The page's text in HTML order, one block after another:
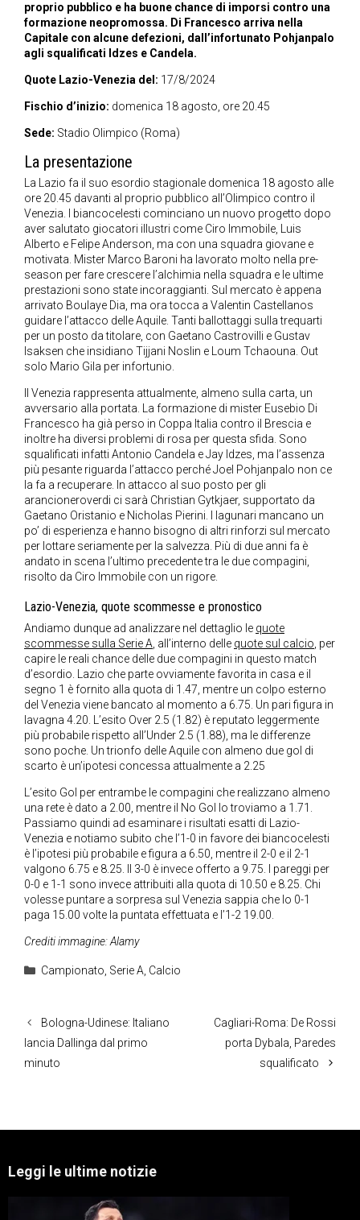
proprio pubblico e ha buone chance di imporsi contro una
formazione neopromossa. Di Francesco arriva nella
Capitale con alcune defezioni, dall’infortunato Pohjanpalo
agli squalificati Idzes e Candela.
Quote Lazio-Venezia del: 17/8/2024
Fischio d’inizio: domenica 18 agosto, ore 20.45
Sede: Stadio Olimpico (Roma)
La presentazione
La Lazio fa il suo esordio stagionale domenica 18 agosto alle
ore 20.45 davanti al proprio pubblico all’Olimpico contro il
Venezia. I biancocelesti cominciano un nuovo progetto dopo
aver salutato giocatori illustri come Ciro Immobile, Luis
Alberto e Felipe Anderson, ma con una squadra giovane e
motivata. Mister Marco Baroni ha lavorato molto nella pre-
season per fare crescere l’alchimia nella squadra e le ultime
prestazioni sono state incoraggianti. Sul mercato è appena
arrivato Boulaye Dia, ma ora tocca a Valentin Castellanos
guidare l’attacco delle Aquile. Tanti ballottaggi sulla trequarti
per un posto da titolare, con Gaetano Castrovilli e Gustav
Isaksen che insidiano Tijjani Noslin e Loum Tchaouna. Out
solo Mario Gila per infortunio.
Il Venezia rappresenta attualmente, almeno sulla carta, un
avversario alla portata. La formazione di mister Eusebio Di
Francesco ha già perso in Coppa Italia contro il Brescia e
inoltre ha diversi problemi di rosa per questa sfida. Sono
squalificati infatti Antonio Candela e Jay Idzes, ma l’assenza
più pesante riguarda l’attacco perché Joel Pohjanpalo non ce
la fa a recuperare. In attacco al suo posto per gli
arancioneroverdi ci sarà Christian Gytkjaer, supportato da
Gaetano Oristanio e Nicholas Pierini. I lagunari mancano un
po’ di esperienza e hanno bisogno di altri rinforzi sul mercato
per lottare seriamente per la salvezza. Più di due anni fa è
andato in scena l’ultimo precedente tra le due compagini,
risolto da Ciro Immobile con un rigore.
Lazio-Venezia, quote scommesse e pronostico
Andiamo dunque ad analizzare nel dettaglio le quote
scommesse sulla Serie A, all’interno delle quote sul calcio, per
capire le reali chance delle due compagini in questo match
d’esordio. Lazio che parte ovviamente favorita in casa e il
segno 1 è fornito alla quota di 1.47, mentre un colpo esterno
del Venezia viene bancato al momento a 6.75. Un pari figura in
lavagna 4.20. L’esito Over 2.5 (1.82) è reputato leggermente
più probabile rispetto all’Under 2.5 (1.88), ma le differenze
sono poche. Un trionfo delle Aquile con almeno due gol di
scarto è un’ipotesi concessa attualmente a 2.25
L’esito Gol per entrambe le compagini che realizzano almeno
una rete è dato a 2.00, mentre il No Gol lo troviamo a 1.71.
Passiamo quindi ad esaminare i risultati esatti di Lazio-
Venezia e notiamo subito che l’1-0 in favore dei biancocelesti
è l’ipotesi più probabile e figura a 6.50, mentre il 2-0 e il 2-1
valgono 6.75 e 8.25. Il 3-0 è invece offerto a 9.75. I pareggi per
0-0 e 1-1 sono invece attribuiti alla quota di 10.50 e 8.25. Chi
volesse puntare a sorpresa sul Venezia sappia che lo 0-1
paga 15.00 volte la puntata effettuata e l’1-2 19.00.
Crediti immagine: Alamy
Categorie
Campionato, Serie A, Calcio
Bologna-Udinese: Italiano
lancia Dallinga dal primo
minuto
Cagliari-Roma: De Rossi
porta Dybala, Paredes
squalificato
Leggi le ultime notizie